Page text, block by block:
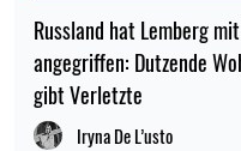
Russland hat Lemberg
angegriffen: Dutzende
gibt Verletzte
Iryna De L’usto